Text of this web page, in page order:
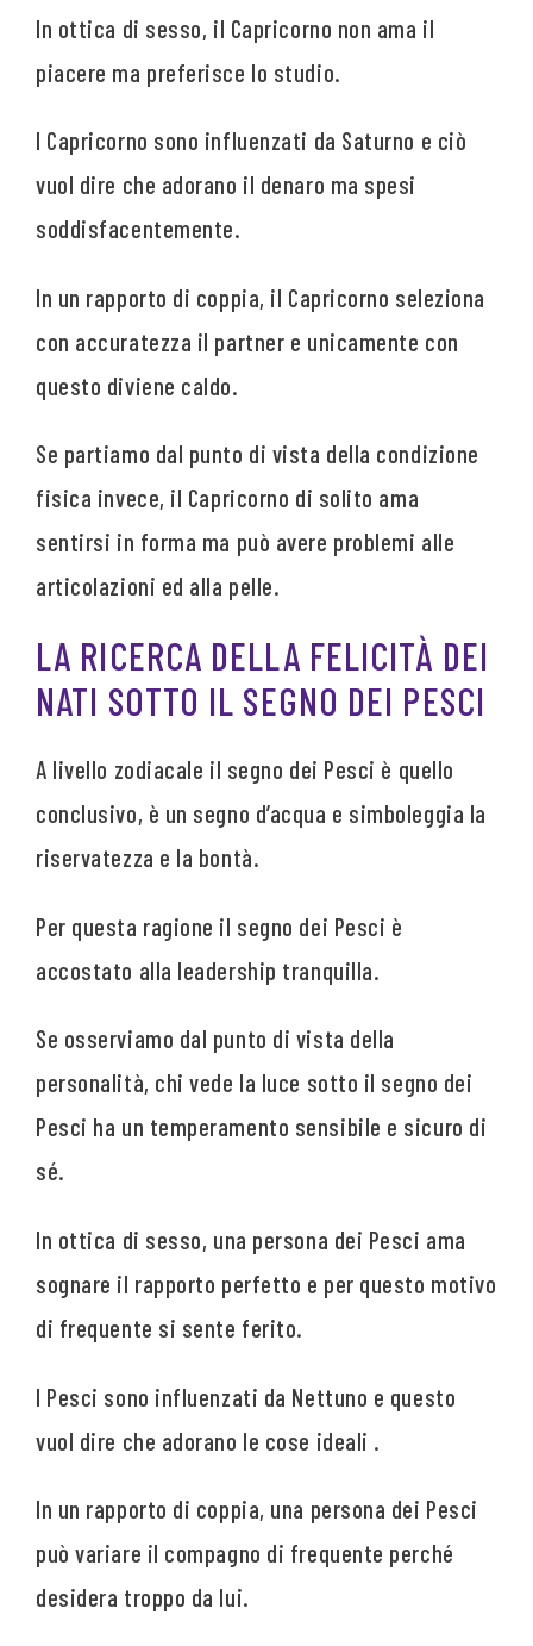
In ottica di sesso, il Capricorno non ama il
piacere ma preferisce lo studio.
I Capricorno sono influenzati da Saturno e ciò
vuol dire che adorano il denaro ma spesi
soddisfacentemente.
In un rapporto di coppia, il Capricorno seleziona
con accuratezza il partner e unicamente con
questo diviene caldo.
Se partiamo dal punto di vista della condizione
fisica invece, il Capricorno di solito ama
sentirsi in forma ma può avere problemi alle
articolazioni ed alla pelle.
LA RICERCA DELLA FELICITÀ DEI
NATI SOTTO IL SEGNO DEI PESCI
A livello zodiacale il segno dei Pesci è quello
conclusivo, è un segno d’acqua e simboleggia la
riservatezza e la bontà.
Per questa ragione il segno dei Pesci è
accostato alla leadership tranquilla.
Se osserviamo dal punto di vista della
personalità, chi vede la luce sotto il segno dei
Pesci ha un temperamento sensibile e sicuro di
sé.
In ottica di sesso, una persona dei Pesci ama
sognare il rapporto perfetto e per questo motivo
di frequente si sente ferito.
I Pesci sono influenzati da Nettuno e questo
vuol dire che adorano le cose ideali .
In un rapporto di coppia, una persona dei Pesci
può variare il compagno di frequente perché
desidera troppo da lui.